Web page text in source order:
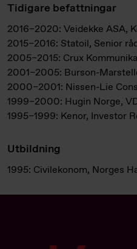
Tidigare befattningar
2016–2020: Veidekke ASA,
2015–2016: Statoil, Senior
2005–2015: Crux
2001–2005: Burson-
2000–2001: Nissen-Lie
1999–2000: Hugin Norge,
1995–1999: Kenor, Investor
Utbildning
1995: Civilekonom, Norges